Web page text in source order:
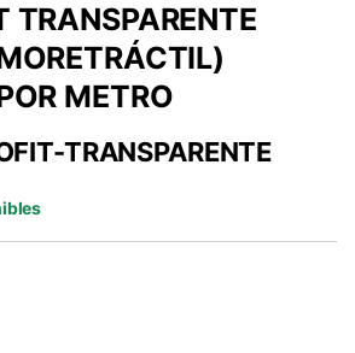
TRANSPARENTE
METRO
TRANSPARENTE